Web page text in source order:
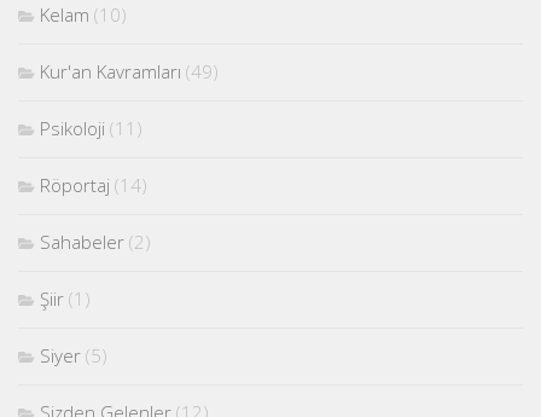
Kelam (10)
Kur'an Kavramları (49)
Psikoloji (11)
Röportaj (14)
Sahabeler (2)
Şiir (1)
Siyer (5)
Sizden Gelenler (12)